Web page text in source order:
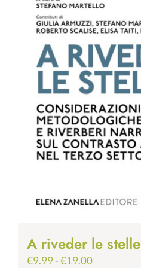
A riveder le stelle
€9.99-€19.00Fascia